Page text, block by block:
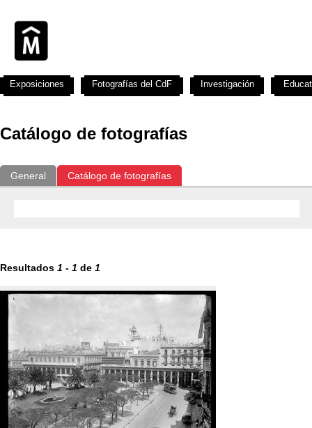
Catálogo de fotografías
General Catálogo de fotografías
Resultados 1 - 1 de 1
Exposiciones Fotografías del CdF Investigación